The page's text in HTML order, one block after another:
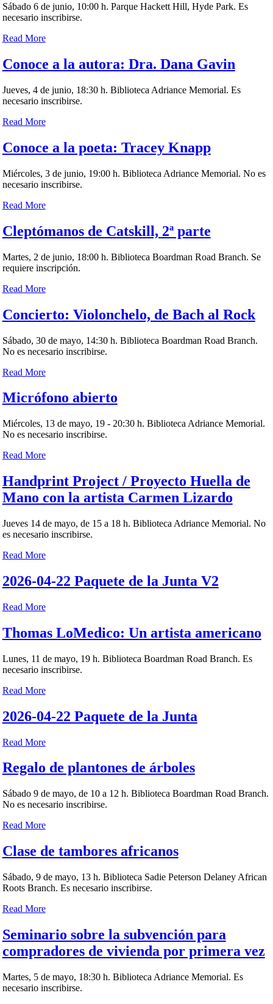
Sábado 6 de junio, 10:00 h. Parque Hackett Hill, Hyde Park. Es
necesario inscribirse.
Read More
Conoce a la autora: Dra. Dana Gavin
Jueves, 4 de junio, 18:30 h. Biblioteca Adriance Memorial. Es
necesario inscribirse.
Read More
Conoce a la poeta: Tracey Knapp
Miércoles, 3 de junio, 19:00 h. Biblioteca Adriance Memorial. No es
necesario inscribirse.
Read More
Cleptómanos de Catskill, 2ª parte
Martes, 2 de junio, 18:00 h. Biblioteca Boardman Road Branch. Se
requiere inscripción.
Read More
Concierto: Violonchelo, de Bach al Rock
Sábado, 30 de mayo, 14:30 h. Biblioteca Boardman Road Branch.
No es necesario inscribirse.
Read More
Micrófono abierto
Miércoles, 13 de mayo, 19 - 20:30 h. Biblioteca Adriance Memorial.
No es necesario inscribirse.
Read More
Handprint Project / Proyecto Huella de
Mano con la artista Carmen Lizardo
Jueves 14 de mayo, de 15 a 18 h. Biblioteca Adriance Memorial. No
es necesario inscribirse.
Read More
2026-04-22 Paquete de la Junta V2
Read More
Thomas LoMedico: Un artista americano
Lunes, 11 de mayo, 19 h. Biblioteca Boardman Road Branch. Es
necesario inscribirse.
Read More
2026-04-22 Paquete de la Junta
Read More
Regalo de plantones de árboles
Sábado 9 de mayo, de 10 a 12 h. Biblioteca Boardman Road Branch.
No es necesario inscribirse.
Read More
Clase de tambores africanos
Sábado, 9 de mayo, 13 h. Biblioteca Sadie Peterson Delaney African
Roots Branch. Es necesario inscribirse.
Read More
Seminario sobre la subvención para
compradores de vivienda por primera vez
Martes, 5 de mayo, 18:30 h. Biblioteca Adriance Memorial. Es
necesario inscribirse.